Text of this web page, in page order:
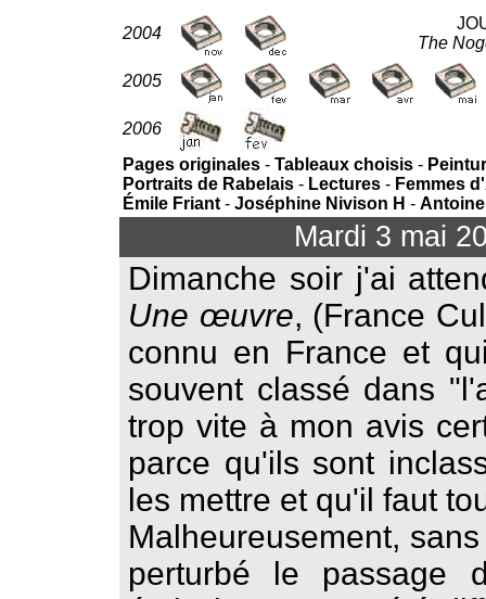
2004
The
2005
2006
Pages originales - Tableaux choisis -
Portraits de Rabelais - Lectures - Femmes
Émile Friant - Joséphine Nivison H -
Mardi 3 mai
Dimanche soir j'ai
Une œuvre, (France
connu en France et
souvent classé dans
trop vite à mon avis
parce qu'ils sont
les mettre et qu'il faut
Malheureusement,
perturbé le passage